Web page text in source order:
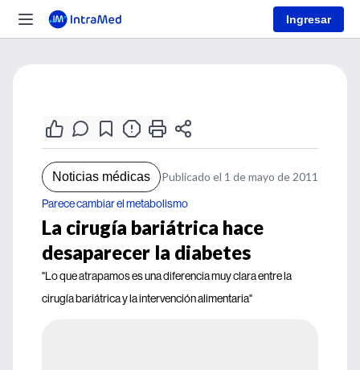
Ingresar
Noticias médicas Publicado el 1 de mayo de 2011
Parece cambiar el metabolismo
La cirugía bariátrica hace
desaparecer la diabetes
"Lo que atrapamos es una diferencia muy clara entre la
cirugía bariátrica y la intervención alimentaria"